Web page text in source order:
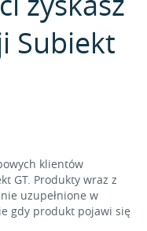
Subiekt
klientów
GT. Produkty wraz z
uzupełnione w
gdy produkt pojawi się